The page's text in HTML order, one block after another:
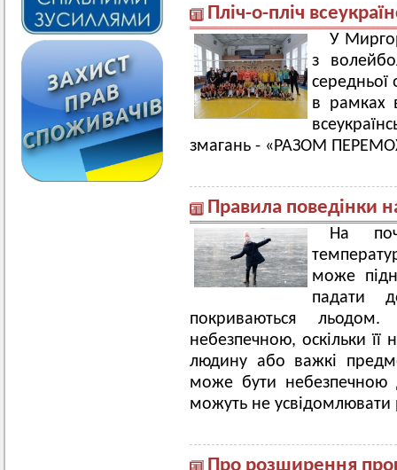
Пліч-о-пліч
У
з
середньої
в рамках
змагань - «РАЗОМ
Правила поведінки
На
може
падати
покриваються
небезпечною, оскільки
людину або важкі
може бути небезпечною
можуть не усвідомлювати